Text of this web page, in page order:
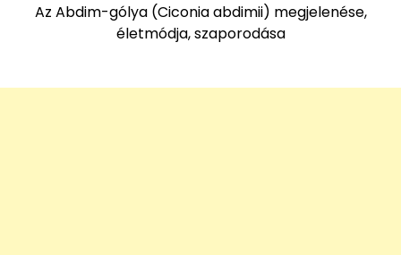
Az Abdim-gólya (Ciconia abdimii) megjelenése,
életmódja, szaporodása